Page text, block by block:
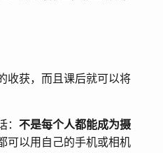
收获，而且课后就可以将
： 不是每个人都能成为摄
可以用自己的手机或相机